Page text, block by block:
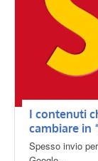
I contenuti
cambiare in
Spesso invio